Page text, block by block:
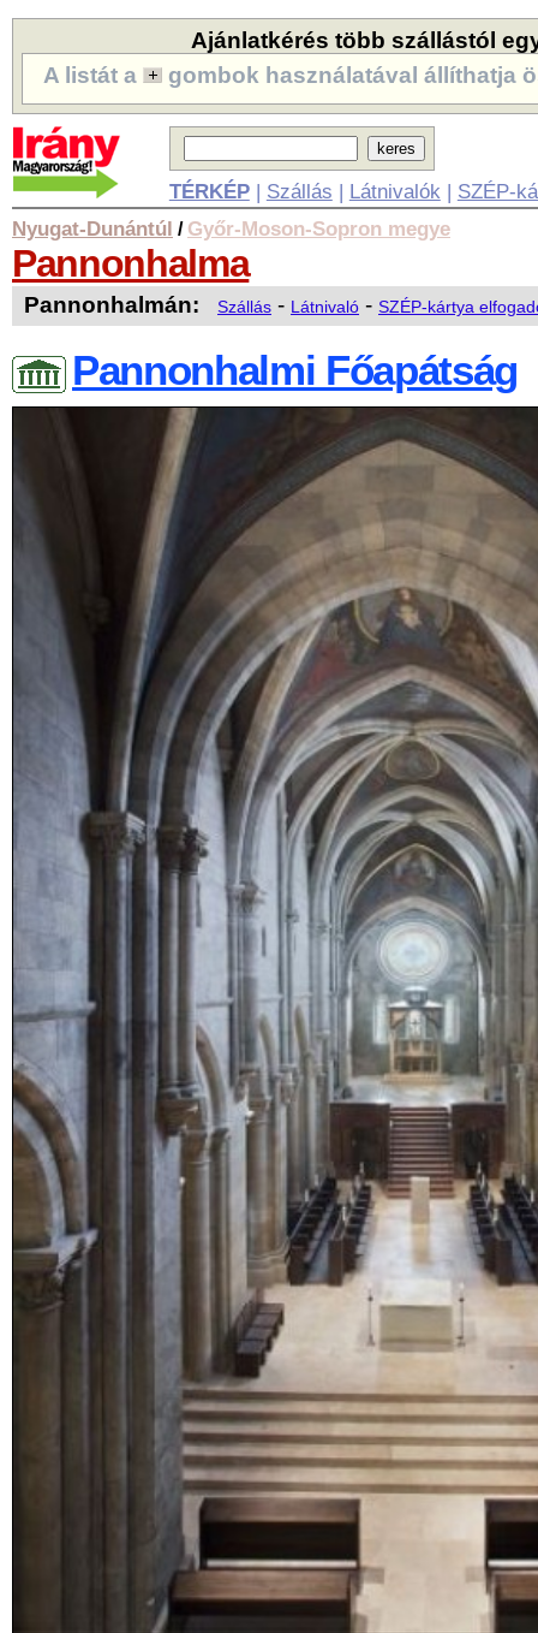
Ajánlatkérés több szállástól
A listát a
gombok használatával állíthatja
TÉRKÉP| Szállás | Látnivalók | SZÉP-
Nyugat-Dunántúl / Győr-Moson-Sopron megye
Pannonhalma
Pannonhalmán: Szállás - Látnivaló - SZÉP-kártya
Pannonhalmi Főapátság